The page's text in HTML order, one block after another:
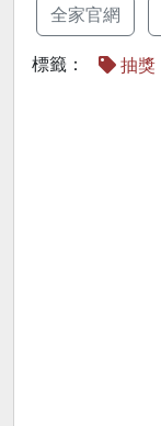
全家官網
標籤： 抽獎